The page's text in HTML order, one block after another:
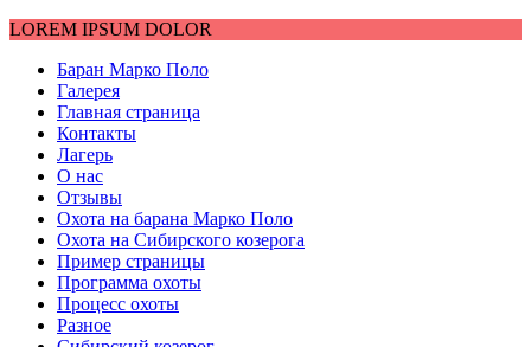
LOREM IPSUM DOLOR
Баран Марко Поло
Галерея
Главная страница
Контакты
Лагерь
О нас
Отзывы
Охота на барана Марко Поло
Охота на Сибирского козерога
Пример страницы
Программа охоты
Процесс охоты
Разное